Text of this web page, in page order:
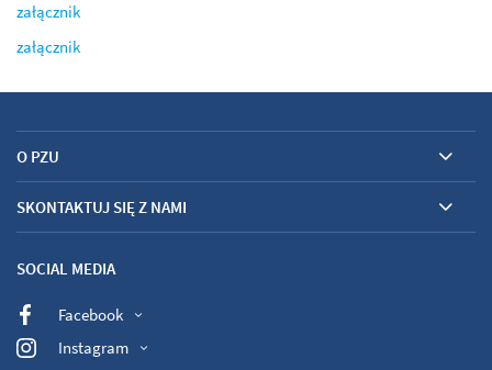
załącznik
załącznik
O PZU
SKONTAKTUJ SIĘ Z NAMI
SOCIAL MEDIA
Facebook
Instagram